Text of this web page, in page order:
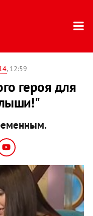
, 12:59
героя для